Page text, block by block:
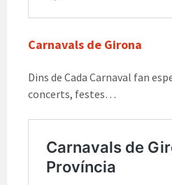
Carnavals de Girona
Dins de Cada Carnaval fan
concerts, festes…